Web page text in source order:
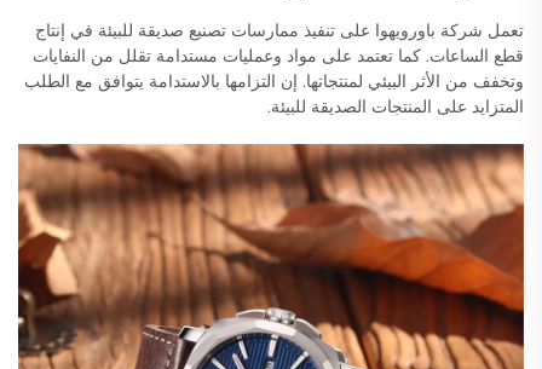
تعمل شركة باورويهوا على تنفيذ ممارسات تصنيع صديقة للبيئة في إنتاج
قطع الساعات. كما تعتمد على مواد وعمليات مستدامة تقلل من النفايات
وتخفف من الأثر البيئي لمنتجاتها. إن التزامها بالاستدامة يتوافق مع الطلب
المتزايد على المنتجات الصديقة للبيئة.